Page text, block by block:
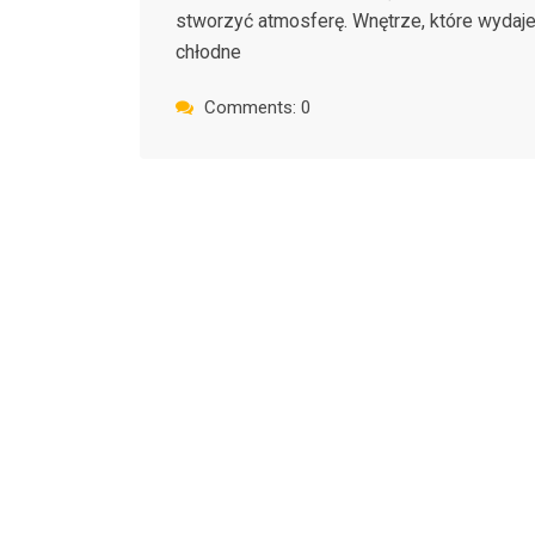
stworzyć atmosferę. Wnętrze, które
chłodne
Comments: 0